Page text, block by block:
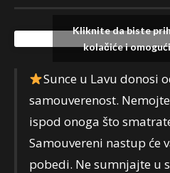
Kliknite da biste
kolačiće i
Sunce u Lavu donosi
samouverenost.
ispod onoga što
Samouvereni nastup će
pobedi. Ne sumnjajte u